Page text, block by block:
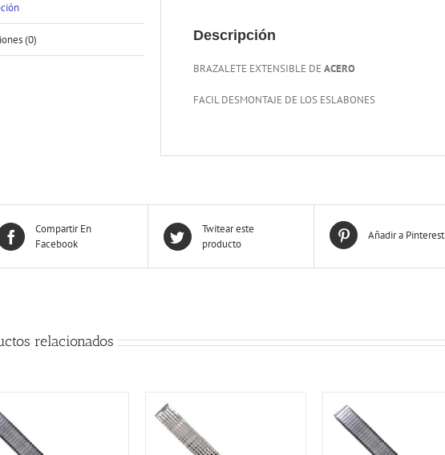
(0) Descripción
BRAZALETE EXTENSIBLE DE ACERO
FACIL DESMONTAJE DE LOS ESLABONES
Compartir En
Facebook
Twitear este
producto
Añadir a Pinterest
relacionados